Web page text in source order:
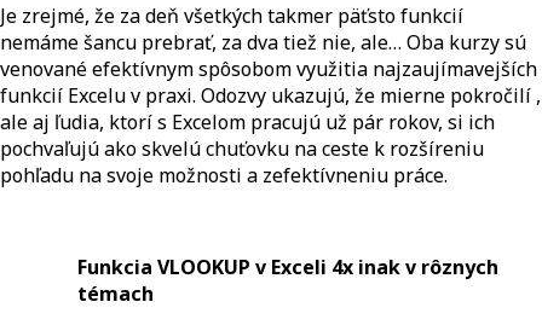
Je zrejmé, že za deň všetkých takmer päťsto funkcií
nemáme šancu prebrať, za dva tiež nie, ale… Oba kurzy sú
venované efektívnym spôsobom využitia najzaujímavejších
funkcií Excelu v praxi. Odozvy ukazujú, že mierne pokročilí ,
ale aj ľudia, ktorí s Excelom pracujú už pár rokov, si ich
pochvaľujú ako skvelú chuťovku na ceste k rozšíreniu
pohľadu na svoje možnosti a zefektívneniu práce.
Funkcia VLOOKUP v Exceli 4x inak v rôznych
témach